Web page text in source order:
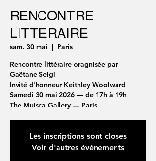
RENCONTRE
LITTERAIRE
sam. 30 mai
  |
Paris
Rencontre littéraire oragnisée par
Gaëtane Selgi
Invité d'honneur Keithley Woolward
Samedi 30 mai 2026 — de 17h à 19h
The Muisca Gallery — Paris
Les inscriptions sont closes
Voir d'autres événements